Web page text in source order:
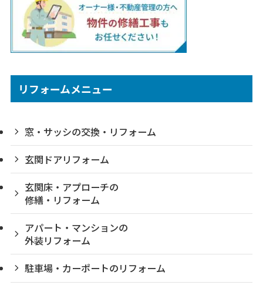
リフォームメニュー
窓・サッシの交換・リフォーム
玄関ドアリフォーム
玄関床・アプローチの
修繕・リフォーム
アパート・マンションの
外装リフォーム
駐車場・カーポートのリフォーム